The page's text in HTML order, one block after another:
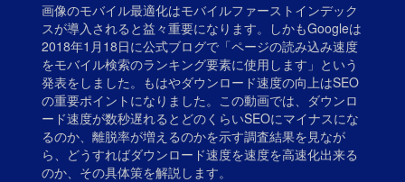
画像のモバイル最適化はモバイルファーストインデック
スが導入されると益々重要になります。しかもGoogleは
2018年1月18日に公式ブログで「ページの読み込み速度
をモバイル検索のランキング要素に使用します」という
発表をしました。もはやダウンロード速度の向上はSEO
の重要ポイントになりました。この動画では、ダウンロ
ード速度が数秒遅れるとどのくらいSEOにマイナスにな
るのか、離脱率が増えるのかを示す調査結果を見なが
ら、どうすればダウンロード速度を速度を高速化出来る
のか、その具体策を解説します。